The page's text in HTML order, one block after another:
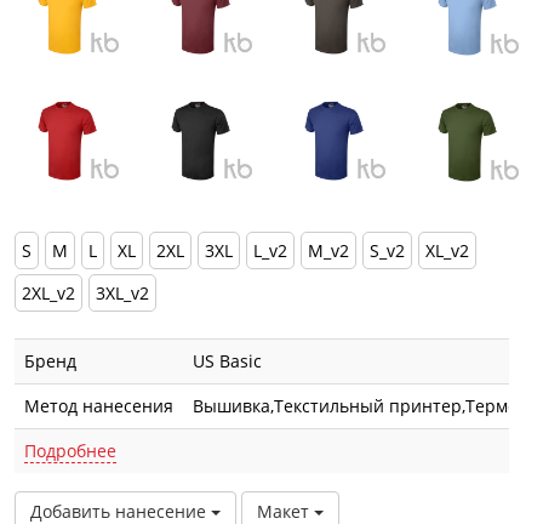
S M L XL 2XL 3XL L_v2 M_v2 S_v2
XL_v2
2XL_v2
3XL_v2
Бренд
US Basic
Метод нанесения
Вышивка,Текстильный
Подробнее
Добавить нанесение Макет